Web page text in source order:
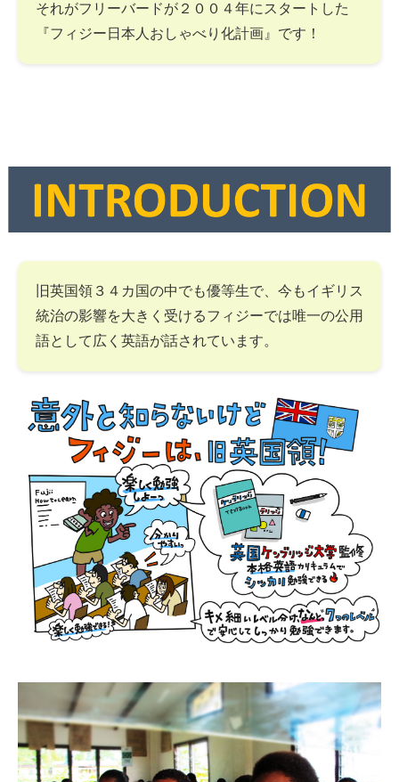
それがフリーバードが２００４年にスタートした
『フィジー日本人おしゃべり化計画』です！
旧英国領３４カ国の中でも優等生で、今もイギリス
統治の影響を大きく受けるフィジーでは唯一の公用
語として広く英語が話されています。